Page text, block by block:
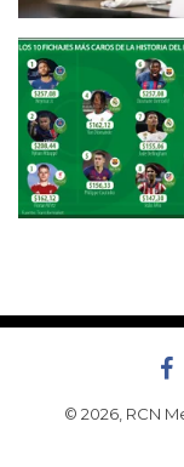
© 2026, RCN